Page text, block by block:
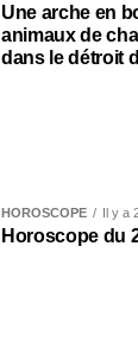
Une arche en
animaux de
dans le détroit
HOROSCOPE Il y a
Horoscope du